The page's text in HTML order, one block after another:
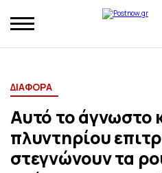
ΔΙΑΦΟΡΑ
Αυτό το άγνωστο
πλυντηρίου
στεγνώνουν τα